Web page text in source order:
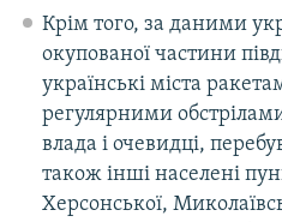
Крім того, за даними
окупованої частини
українські міста
регулярними
влада і очевидці,
також інші населені
Херсонської,